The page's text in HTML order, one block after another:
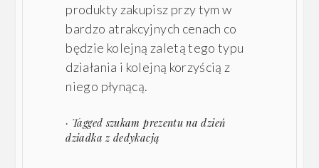
produkty zakupisz przy tym w
bardzo atrakcyjnych cenach co
będzie kolejną zaletą tego typu
działania i kolejną korzyścią z
niego płynącą.
· Taggedszukam prezentu na dzień
dziadka z dedykacją